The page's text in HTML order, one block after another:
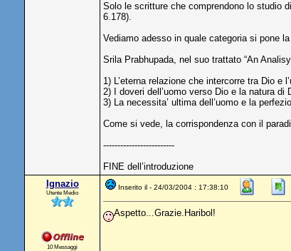
Solo le scritture che comprendono lo studio
6.178).
Vediamo adesso in quale categoria si pone
Srila Prabhupada, nel suo trattato “An
1) L’eterna relazione che intercorre tra Dio e
2) I doveri dell’uomo verso Dio e la natura di
3) La necessita’ ultima dell’uomo e la
Come si vede, la corrispondenza con il
-------------------------
FINE dell’introduzione
Ignazio
Utente Medio
10 Messaggi
Inserito il - 24/03/2004 : 17:38:10
Aspetto...Grazie.Haribol!